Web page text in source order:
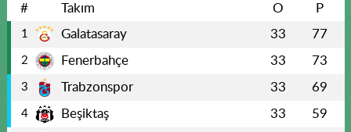
# Takım O P
1 Galatasaray 33 77
2 Fenerbahçe 33 73
3 Trabzonspor 33 69
4 Beşiktaş 33 59